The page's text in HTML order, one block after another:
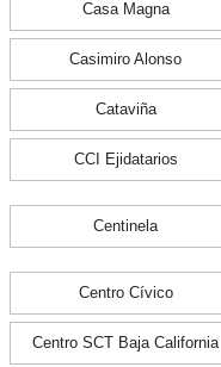
Casa Magna
Casimiro Alonso
Cataviña
CCI Ejidatarios
Centinela
Centro Cívico
Centro SCT Baja California